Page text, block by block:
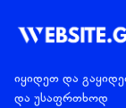
იყიდეთ და
და უსაფრთხოდ